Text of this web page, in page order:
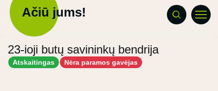
Ačiū jums!
23-ioji butų savininkų bendrija
Atskaitingas Nėra paramos gavėjas